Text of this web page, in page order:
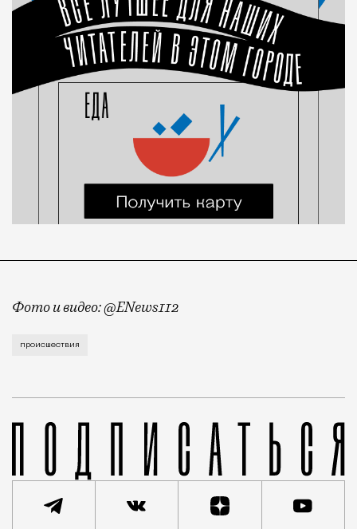
Фото и видео: @ENews112
Сотрудники правопорядка задержали
происшествия